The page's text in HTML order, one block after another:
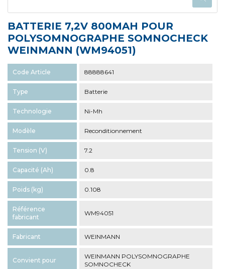
BATTERIE 7,2V 800MAH POUR
POLYSOMNOGRAPHE SOMNOCHECK
WEINMANN (WM94051)
Code Article 88888641
Type Batterie
Technologie Ni-Mh
Modèle Reconditionnement
Tension (V) 7.2
Capacité (Ah) 0.8
Poids (kg) 0.108
Référence
fabricant
WM94051
Fabricant WEINMANN
Convient pour
WEINMANN POLYSOMNOGRAPHE
SOMNOCHECK